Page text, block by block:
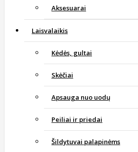
Aksesuarai
Laisvalaikis
Kėdės, gultai
Skėčiai
Apsauga nuo uodų
Peiliai ir priedai
Šildytuvai palapinėms